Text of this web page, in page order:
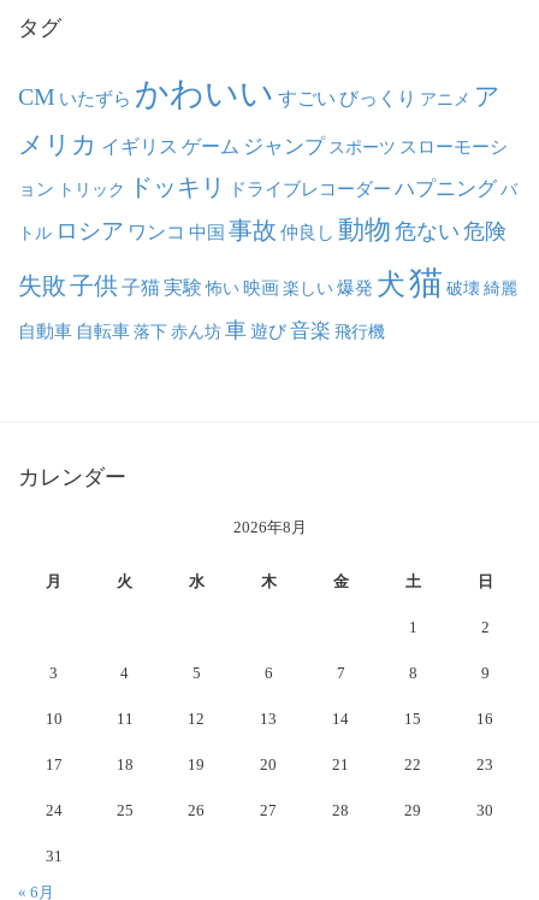
タグ
CM いたずら かわいい すごい びっくり アニメ ア
メリカ イギリス ゲーム ジャンプ スポーツ スローモーシ
ョン トリック ドッキリ ドライブレコーダー ハプニング バ
トル ロシア ワンコ 中国 事故 仲良し 動物 危ない 危険
失敗子供子猫実験 怖い 映画楽しい爆発 犬猫 破壊綺麗
自動車 自転車落下赤ん坊車遊び音楽 飛行機
カレンダー
2026年8月
月 火 水 木 金 土 日
1 2
3 4 5 6 7 8 9
10 11 12 13 14 15 16
17 18 19 20 21 22 23
24 25 26 27 28 29 30
31
« 6月